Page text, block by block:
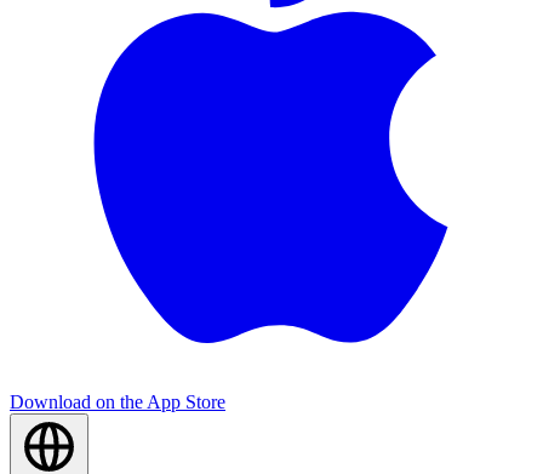
Download on the App Store